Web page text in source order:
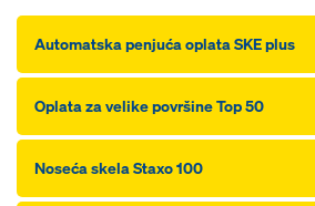
Automatska penjuća oplata SKE plus
Oplata za velike površine Top 50
Noseća skela Staxo 100